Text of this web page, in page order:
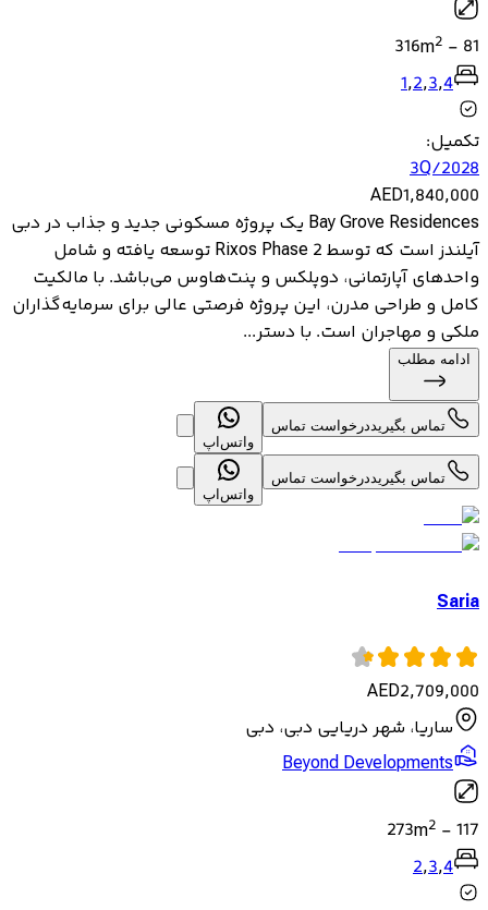
81
-
316m2
1,2,3,4
تکمیل:
3Q/2028
AED1,840,000
Bay Grove Residences یک پروژه مسکونی جدید و جذاب در دبی
آیلندز است که توسط Rixos Phase 2 توسعه یافته و شامل
واحدهای آپارتمانی، دوپلکس و پنت‌هاوس می‌باشد. با مالکیت
کامل و طراحی مدرن، این پروژه فرصتی عالی برای سرمایه‌گذاران
ملکی و مهاجران است. با دستر...
ادامه مطلب
تماس بگیرید درخواست تماس
واتس‌اپ
تماس بگیرید درخواست تماس
واتس‌اپ
Saria
AED2,709,000
ساریا، شهر دریایی دبی، دبی
Beyond Developments
117
-
273m2
2,3,4